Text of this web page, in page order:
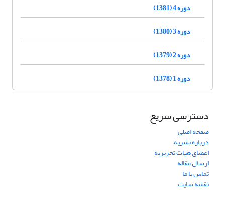
دوره 4 (1381)
دوره 3 (1380)
دوره 2 (1379)
دوره 1 (1378)
دسترسی سریع
صفحه اصلی
درباره نشریه
اعضای هیات تحریریه
ارسال مقاله
تماس با ما
نقشه سایت